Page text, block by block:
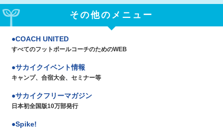
その他のメニュー
COACH UNITED
すべてのフットボールコーチのためのWEB
サカイクイベント情報
キャンプ、合宿大会、セミナー等
サカイクフリーマガジン
日本初全国版10万部発行
Spike!